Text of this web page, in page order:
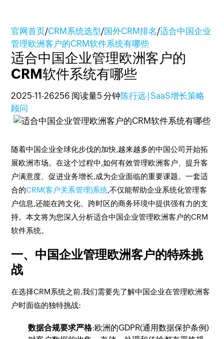
官网首页/CRM系统选型/国外CRM排名/适合中国企业
管理欧洲客户的CRM软件系统有哪些
适合中国企业管理欧洲客户的
CRM软件系统有哪些
2025-11-26256 阅读量5 分钟陈行远 | SaaS增长策略
顾问
随着中国企业全球化步伐的加快,越来越多的中国公司开始拓
展欧洲市场。在这个过程中,如何有效管理欧洲客户、提升客
户满意度、促进业务增长,成为企业面临的重要课题。一套适
合的CRM(客户关系管理)系统,不仅能帮助企业系统化管理客
户信息,还能在跨文化、跨时区的商务环境中提供强有力的支
持。本文将为您深入分析适合中国企业管理欧洲客户的CRM
软件系统。
一、中国企业管理欧洲客户的特殊挑
战
在选择CRM系统之前,我们需要先了解中国企业在管理欧洲客
户时面临的独特挑战:
数据合规要求严格:欧洲的GDPR(通用数据保护条例)